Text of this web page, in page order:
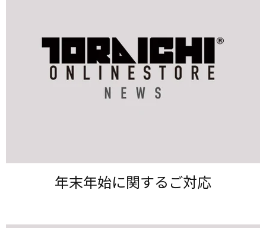
年末年始に​関する​ご対応